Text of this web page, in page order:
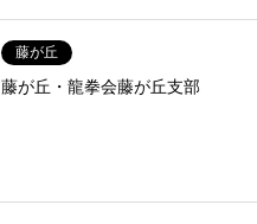
藤が丘
藤が丘・龍拳会藤が丘支部